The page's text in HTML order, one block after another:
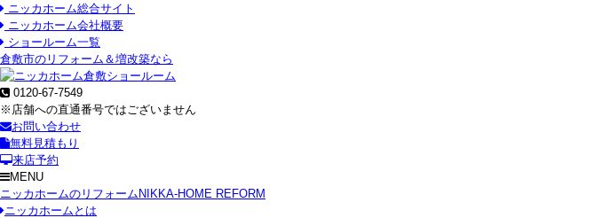
ニッカホーム総合サイト
ニッカホーム会社概要
ショールーム一覧
倉敷市のリフォーム＆増改築なら
0120-67-7549
※店舗への直通番号ではございません
お問い合わせ
無料見積もり
来店予約
MENU
ニッカホームのリフォーム NIKKA-HOME REFORM
ニッカホームとは